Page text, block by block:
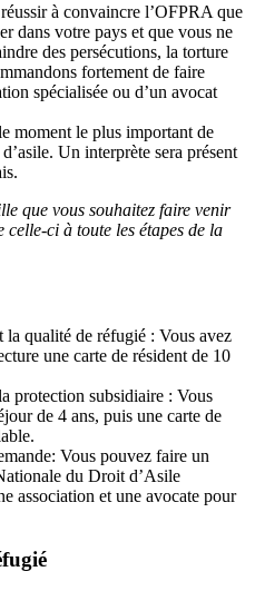
à convaincre l’OFPRA que
dans votre pays et que vous ne
des persécutions, la torture
fortement de faire
spécialisée ou d’un avocat
moment le plus important de
Un interprète sera présent
que vous souhaitez faire venir
ci à toute les étapes de la
qualité de réfugié : Vous avez
une carte de résident de 10
protection subsidiaire : Vous
de 4 ans, puis une carte de
Vous pouvez faire un
du Droit d’Asile
association et une avocate pour